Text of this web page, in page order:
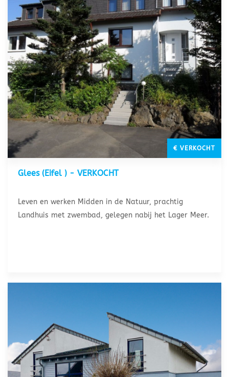
€ VERKOCHT
Glees (Eifel ) - VERKOCHT
Leven en werken Midden in de Natuur, prachtig
Landhuis met zwembad, gelegen nabij het Lager Meer.